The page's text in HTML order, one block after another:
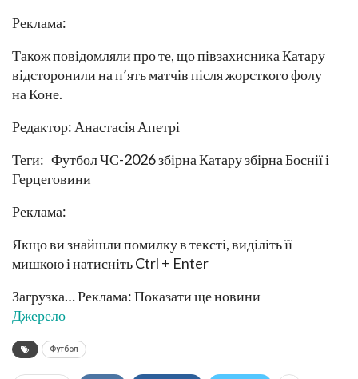
Реклама:
Також повідомляли про те, що півзахисника Катару
відсторонили на п’ять матчів після жорсткого фолу
на Коне.
Редактор: Анастасія Апетрі
Теги: Футбол ЧС-2026 збірна Катару збірна Боснії і
Герцеговини
Реклама:
Якщо ви знайшли помилку в тексті, виділіть її
мишкою і натисніть Ctrl + Enter
Загрузка… Реклама: Показати ще новини
Джерело
Футбол